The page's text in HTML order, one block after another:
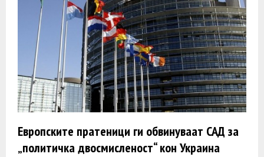
Европските пратеници ги обвинуваат САД за
„политичка двосмисленост“ кон Украина